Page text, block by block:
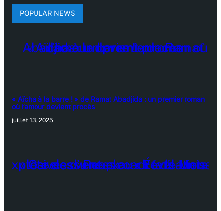
POPULAR NEWS
« Aïcha à la barre ! » de Ramat Abadjida : un premier roman
où l’amour devient procès
juillet 13, 2025